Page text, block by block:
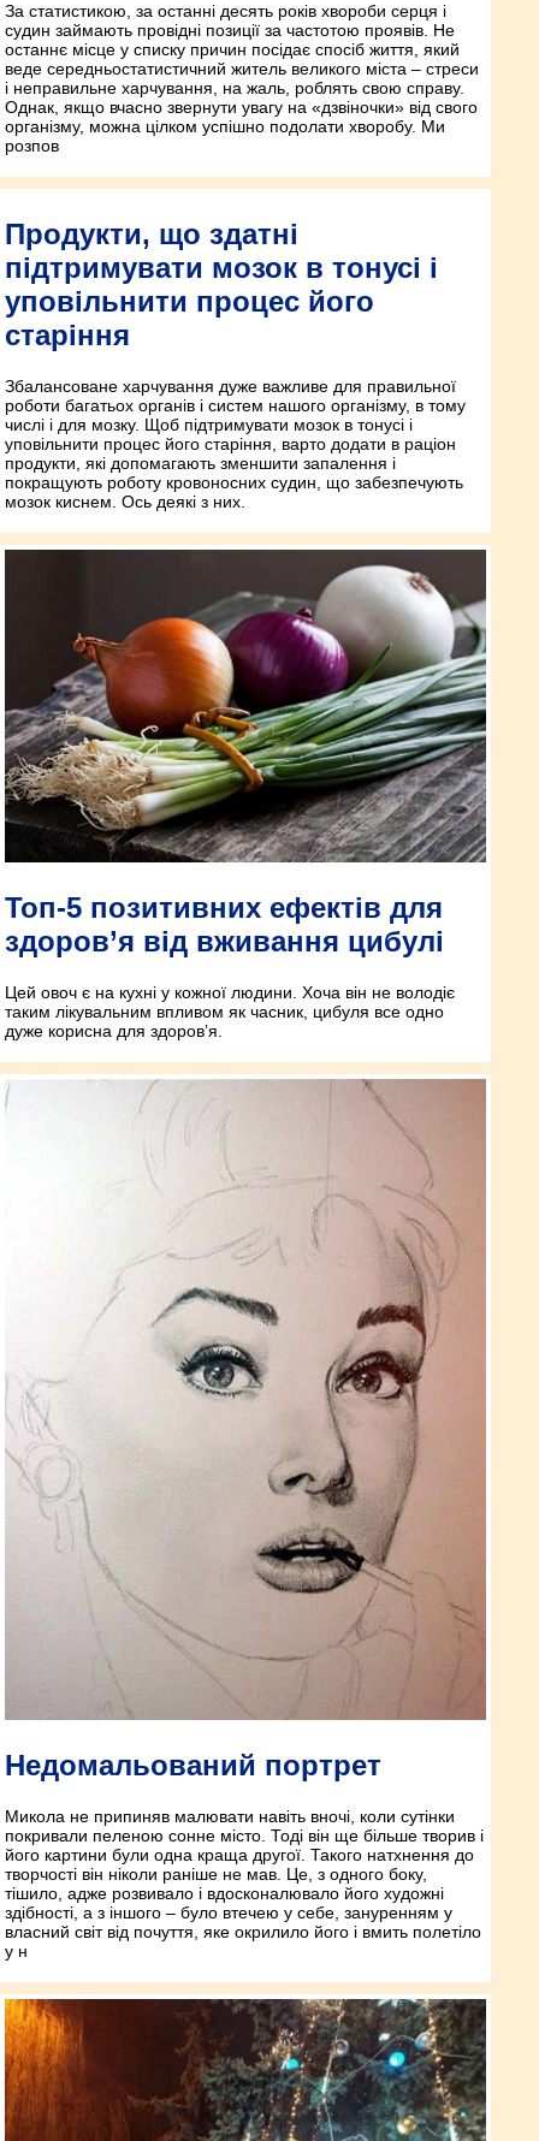
За статистикою, за останні десять років хвороби серця і
судин займають провідні позиції за частотою проявів. Не
останнє місце у списку причин посідає спосіб життя, який
веде середньостатистичний житель великого міста – стреси
і неправильне харчування, на жаль, роблять свою справу.
Однак, якщо вчасно звернути увагу на «дзвіночки» від свого
організму, можна цілком успішно подолати хворобу. Ми
розпов
Продукти, що здатні
підтримувати мозок в тонусі і
уповільнити процес його
старіння
Збалансоване харчування дуже важливе для правильної
роботи багатьох органів і систем нашого організму, в тому
числі і для мозку. Щоб підтримувати мозок в тонусі і
уповільнити процес його старіння, варто додати в раціон
продукти, які допомагають зменшити запалення і
покращують роботу кровоносних судин, що забезпечують
мозок киснем. Ось деякі з них.
Топ-5 позитивних ефектів для
здоров’я від вживання цибулі
Цей овоч є на кухні у кожної людини. Хоча він не володіє
таким лікувальним впливом як часник, цибуля все одно
дуже корисна для здоров’я.
Недомальований портрет
Микола не припиняв малювати навіть вночі, коли сутінки
покривали пеленою сонне місто. Тоді він ще більше творив і
його картини були одна краща другої. Такого натхнення до
творчості він ніколи раніше не мав. Це, з одного боку,
тішило, адже розвивало і вдосконалювало його художні
здібності, а з іншого – було втечею у себе, зануренням у
власний світ від почуття, яке окрилило його і вмить полетіло
у н